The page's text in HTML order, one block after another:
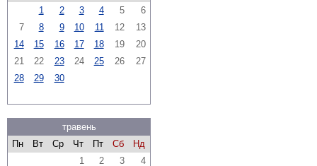
1
2 3 4 5
6
7
8 9 10 11 12
13
14
15 16 17 18 19
20
21
22 23 24 25 26
27
28
29 30
травень
Пн
Вт Ср Чт Пт Сб
Нд
1
2 3
4